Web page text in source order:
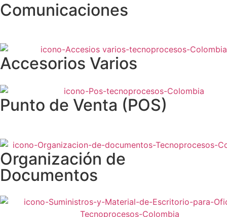
Comunicaciones
Accesorios Varios
Punto de Venta (POS)
Organización de
Documentos